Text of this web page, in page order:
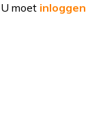
U moet inloggen